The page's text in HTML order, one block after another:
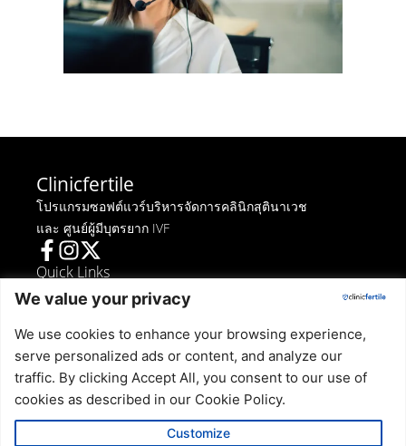
Clinicfertile
โปรแกรมซอฟต์แวร์บริหารจัดการคลินิกสุตินาเวช
และ ศูนย์ผู้มีบุตรยาก IVF
Quick Links
ข้อตกลงในการใช้งาน
นโยบายเกี่ยวกับคุกกี้
บทความและข่าวสาร
Get in touch
299/22 Laksi Bangkok Thailand 10210 Tel:
025517671 Email: hello@clinicfertile.com
We value your privacy
We use cookies to enhance your browsing experience,
serve personalized ads or content, and analyze our
traffic. By clicking Accept All, you consent to our use of
cookies as described in our Cookie Policy.
Customize